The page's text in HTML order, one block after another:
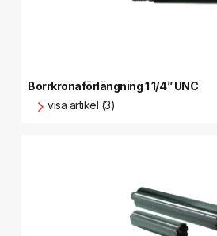
Borrkronaförlängning 1 1/4” UNC
visa artikel (3)